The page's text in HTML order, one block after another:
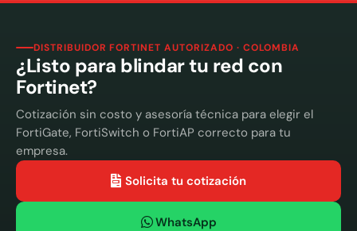
DISTRIBUIDOR FORTINET AUTORIZADO · COLOMBIA
¿Listo para blindar tu red con
Fortinet?
Cotización sin costo y asesoría técnica para elegir el
FortiGate, FortiSwitch o FortiAP correcto para tu
empresa.
Solicita tu cotización
WhatsApp